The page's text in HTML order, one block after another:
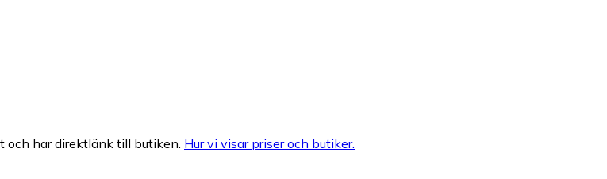
har direktlänk till butiken. Hur vi visar priser och butiker.